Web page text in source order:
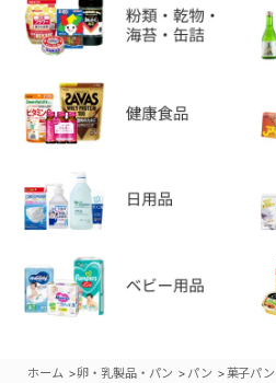
ホーム >卵・乳製品・パン > パン >菓子パン